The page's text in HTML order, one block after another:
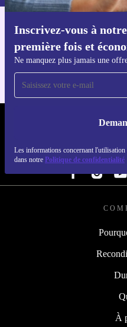
Inscrivez-vous à
première fois et
Ne manquez plus jamais une
Les informations concernant
dans notre Politique de confidentialité
Pour iOS et
REFURBED
À